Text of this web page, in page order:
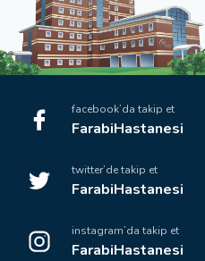
facebook’da takip et
FarabiHastanesi
twitter’de takip et
FarabiHastanesi
instagram’da takip et
FarabiHastanesi